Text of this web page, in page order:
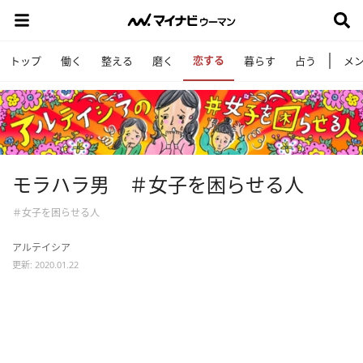
トップ 働く 整える 磨く 恋する 暮らす 占う メ
モラハラ男 ＃女子を困らせる人
＃女子を困らせる人
アルテイシア
更新: 2020.01.22